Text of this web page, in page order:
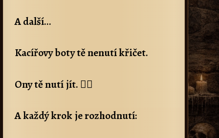
A další…
Kacířovy boty tě nenutí křičet.
Ony tě nutí jít. 🚶‍♂️
A každý krok je rozhodnutí: